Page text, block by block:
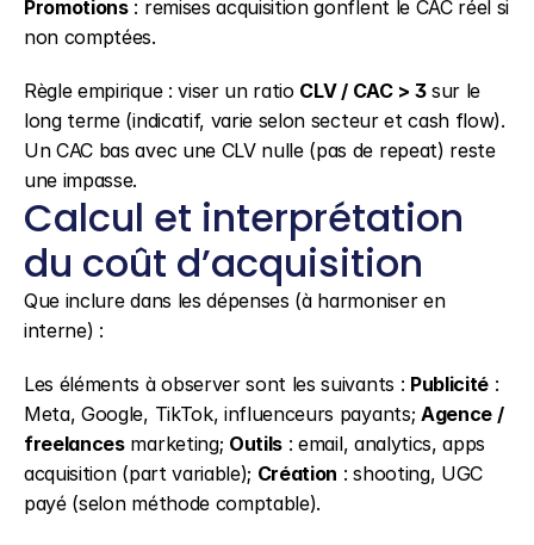
Promotions : remises acquisition gonflent le CAC réel si
non comptées.
Règle empirique : viser un ratio CLV / CAC > 3 sur le
long terme (indicatif, varie selon secteur et cash flow).
Un CAC bas avec une CLV nulle (pas de repeat) reste
une impasse.
Calcul et interprétation
du coût d’acquisition
Que inclure dans les dépenses (à harmoniser en
interne) :
Les éléments à observer sont les suivants : Publicité :
Meta, Google, TikTok, influenceurs payants; Agence /
freelances marketing; Outils : email, analytics, apps
acquisition (part variable); Création : shooting, UGC
payé (selon méthode comptable).